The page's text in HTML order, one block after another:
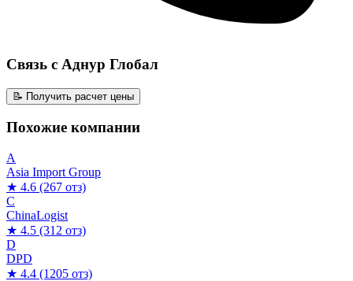
Связь с Аднур Глобал
📝 Получить расчет цены
Похожие компании
A
Asia Import Group
★ 4.6 (267 отз)
C
ChinaLogist
★ 4.5 (312 отз)
D
DPD
★ 4.4 (1205 отз)